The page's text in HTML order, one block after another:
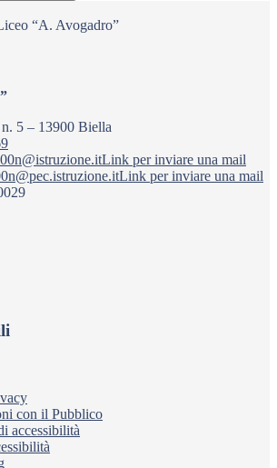
“A. Avogadro”
5 – 13900 Biella
Link per inviare una mail
Link per inviare una mail
con il Pubblico
accessibilità